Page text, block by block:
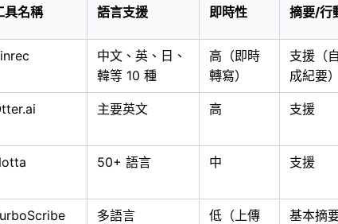
具名稱 語言支援 即時性 摘要/行
中文、英、日、
韓等 10 種
高（即時
轉寫）
支援（
成紀要
主要英文 高 支援
50+ 語言 中 支援
多語言
低（上傳
基本摘